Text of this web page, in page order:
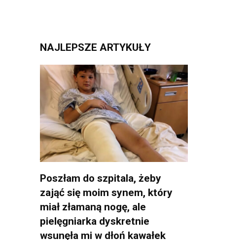
NAJLEPSZE ARTYKUŁY
Poszłam do szpitala, żeby
zająć się moim synem, który
miał złamaną nogę, ale
pielęgniarka dyskretnie
wsunęła mi w dłoń kawałek